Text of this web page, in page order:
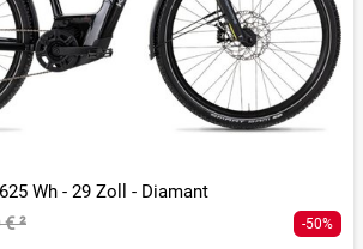
Wh - 29 Zoll - Diamant
€² -50%